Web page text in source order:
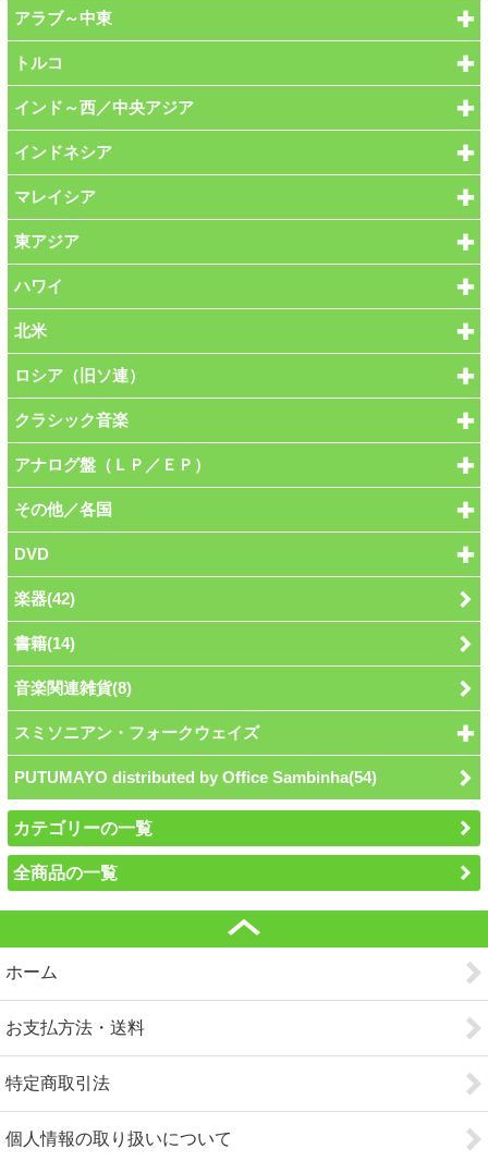
アラブ～中東
トルコ
インド～西／中央アジア
インドネシア
マレイシア
東アジア
ハワイ
北米
ロシア（旧ソ連）
クラシック音楽
アナログ盤（ＬＰ／ＥＰ）
その他／各国
DVD
楽器(42)
書籍(14)
音楽関連雑貨(8)
スミソニアン・フォークウェイズ
PUTUMAYO distributed by Office Sambinha(54)
カテゴリーの一覧
全商品の一覧
ホーム
お支払方法・送料
特定商取引法
個人情報の取り扱いについて